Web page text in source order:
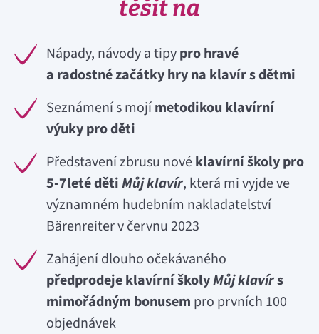
těšit na
Nápady, návody a tipypro hravé
a radostné začátky hry na klavír s dětmi
Seznámení s mojímetodikou klavírní
výuky pro děti
Představení zbrusu novéklavírní školy pro
5-7leté dětiMůj klavír, která mi vyjde ve
významném hudebním nakladatelství
Bärenreiter v červnu 2023
Zahájení dlouho očekávaného
předprodeje klavírní školyMůj klavírs
mimořádným bonusem pro prvních 100
objednávek